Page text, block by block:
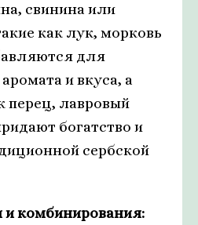
свинина или
как лук, морковь
для
и вкуса, а
перец, лавровый
богатство и
сербской
и комбинирования: